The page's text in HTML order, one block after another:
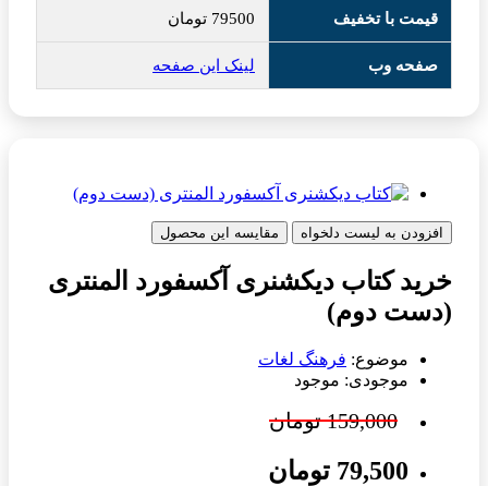
قیمت با تخفیف 79500 تومان
صفحه وب لینک این صفحه
افزودن به لیست دلخواه مقایسه این محصول
خرید کتاب دیکشنری آکسفورد المنتری
(دست دوم)
موضوع: فرهنگ لغات
موجودی: موجود
159,000 تومان
79,500 تومان